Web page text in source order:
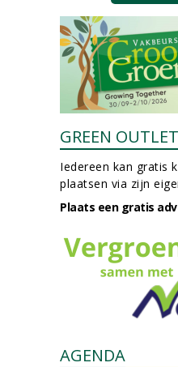
GREEN OUTLET
Iedereen kan gratis
plaatsen via zijn
Plaats een gratis
AGENDA